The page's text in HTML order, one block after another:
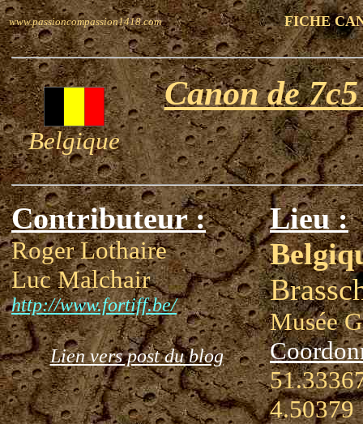
www.passioncompassion1418.com FICHE
Belgique
Canon de
Contributeur :
Roger Lothaire
Luc Malchair
http://www.fortiff.be/
Lien vers post du blog
Lieu :
Musée
4.50379